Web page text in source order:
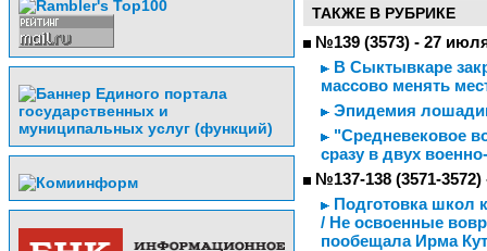
ТАКЖЕ В РУБРИКЕ
№139 (3573) - 27
В Сыктывкаре
массово менять
Эпидемия
"Средневековое
сразу в двух
№137-138 (3571-
Подготовка школ
/ Не освоенные
пообещала Ирма